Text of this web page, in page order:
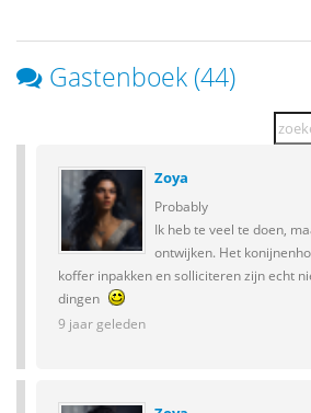
Gastenboek (44)
Zoya
Probably
Ik heb te veel te doen,
ontwijken. Het
koffer inpakken en solliciteren zijn echt
dingen
9 jaar geleden